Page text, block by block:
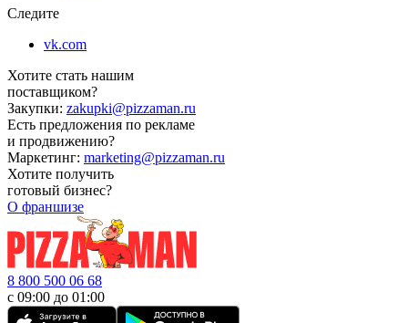
Следите
vk.com
Хотите стать нашим
поставщиком?
Закупки: zakupki@pizzaman.ru
Есть предложения по рекламе
и продвижению?
Маркетинг: marketing@pizzaman.ru
Хотите получить
готовый бизнес?
О франшизе
8 800 500 06 68
с 09:00 до 01:00